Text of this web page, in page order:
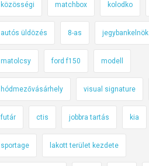
közösségi matchbox kolodko
autós üldözés 8-as jegybankelnök
matolcsy ford f150 modell
hódmezővásárhely visual signature
futár ctis jobbra tartás kia
sportage lakott terület kezdete